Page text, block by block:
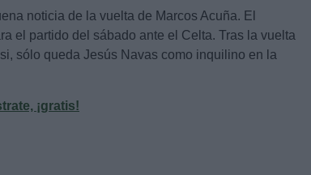
noticia de la vuelta de Marcos Acuña. El
el partido del sábado ante el Celta. Tras la vuelta
sólo queda Jesús Navas como inquilino en la
¡gratis!